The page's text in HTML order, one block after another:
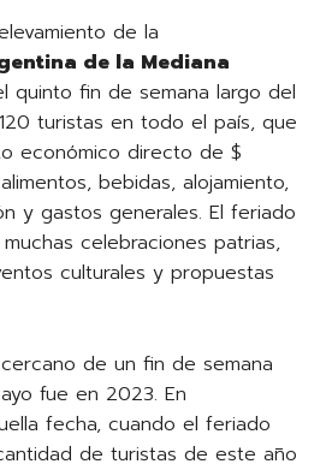
de la
de la Mediana
quinto fin de semana largo del
turistas en todo el país, que
económico directo de $
bebidas, alojamiento,
y gastos generales. El feriado
celebraciones patrias,
culturales y propuestas
de un fin de semana
fue en 2023. En
fecha, cuando el feriado
de turistas de este año